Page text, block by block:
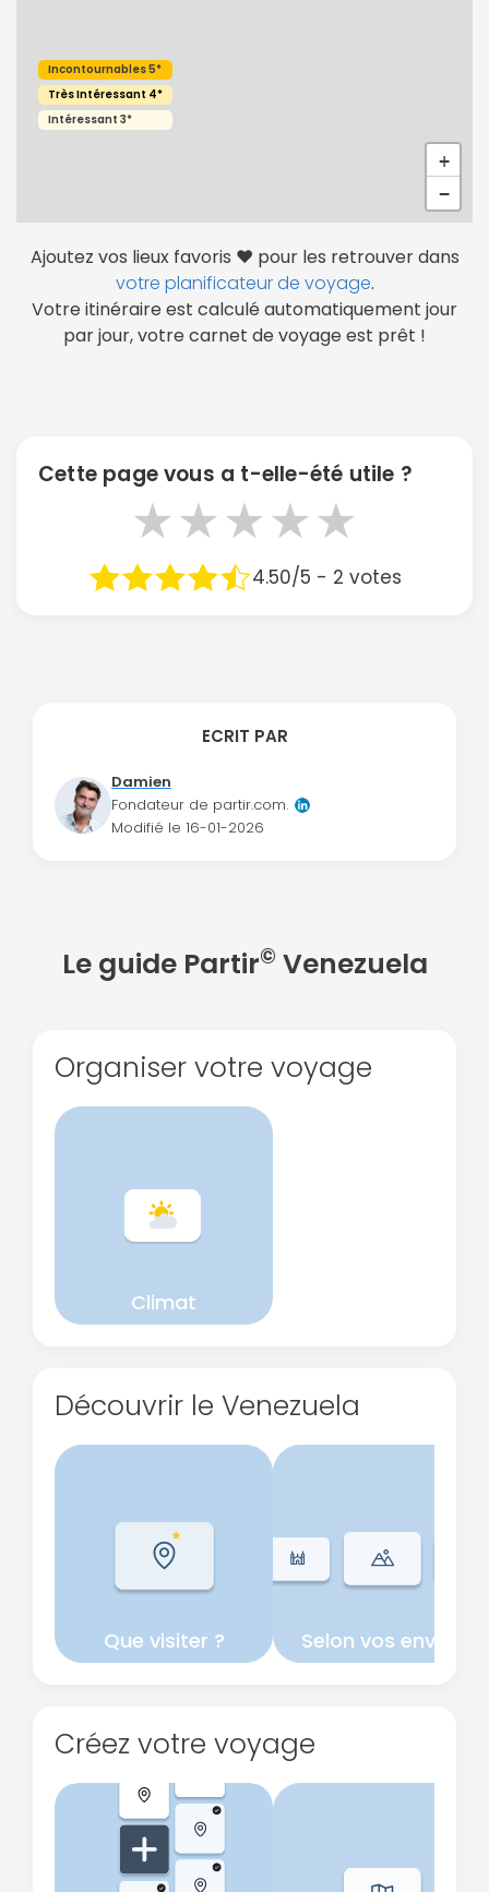
Incontournables 5*
Très Intéressant 4*
Intéressant 3*
+
−
Ajoutez vos lieux favoris ❤️ pour les retrouver dans
votre planificateur de voyage.
Votre itinéraire est calculé automatiquement jour
par jour, votre carnet de voyage est prêt !
Cette page vous a t-elle-été utile ?
★
★
★
★
★
4.50/5 - 2 votes
ECRIT PAR
Damien
Fondateur de partir.com.
Modifié le 16-01-2026
Le guide Partir© Venezuela
Organiser votre voyage
Climat
Découvrir le Venezuela
Que visiter ? Selon vos envies
Créez votre voyage
ou connectez-vous par mail
Politique de